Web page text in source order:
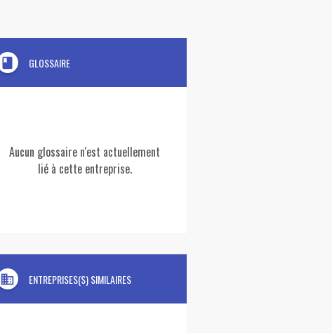
book GLOSSAIRE
Aucun glossaire n'est actuellement
lié à cette entreprise.
domain ENTREPRISES(S) SIMILAIRES